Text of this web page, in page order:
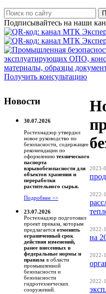
Подписывайтесь на наши
Получить консультацию
Новости
30.07.2026
Ростехнадзор утвердил
новое руководство по
безопасности, содержащее
рекомендации по
оформлению технического
паспорта
взрывобезопасности для
объектов хранения и
переработки
растительного сырья.
Подробнее >>
23.07.2026
Ростехнадзор подготовил
проект приказа, которым
предлагается отменить
ограниченный срок
действия изменений,
ранее внесенных в
федеральные нормы и
правила в области
промышленной
безопасности и
безопасности
гидротехнических
сооружений.
2023-
2022-
2022-
на
2022-
2022-